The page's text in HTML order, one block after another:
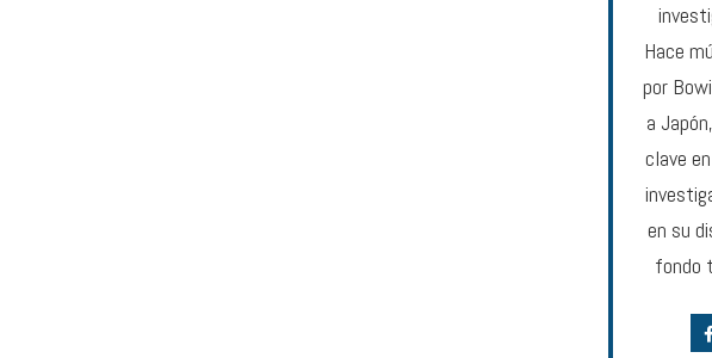
Hace
por
a
clave
en su
fondo